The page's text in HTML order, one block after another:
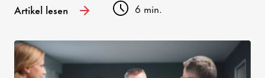
Artikel lesen 6 min.